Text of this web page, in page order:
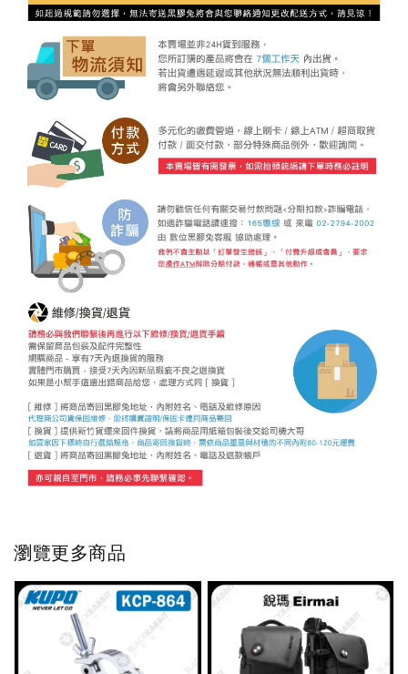
瀏覽更多商品